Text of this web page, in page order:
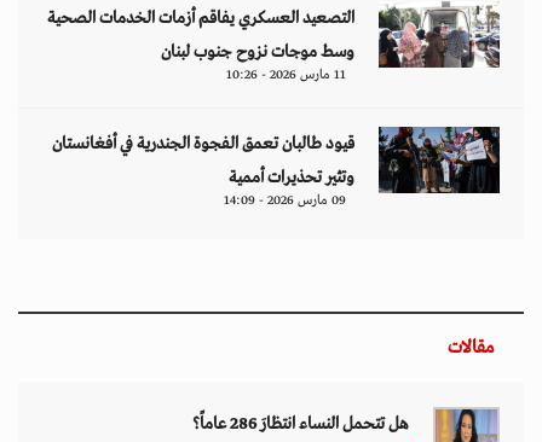
التصعيد العسكري يفاقم أزمات الخدمات الصحية
وسط موجات نزوح جنوب لبنان
11 مارس 2026 - 10:26
قيود طالبان تعمق الفجوة الجندرية في أفغانستان
وتثير تحذيرات أممية
09 مارس 2026 - 14:09
مقالات
هل تتحمل النساء انتظارَ 286 عاماً؟